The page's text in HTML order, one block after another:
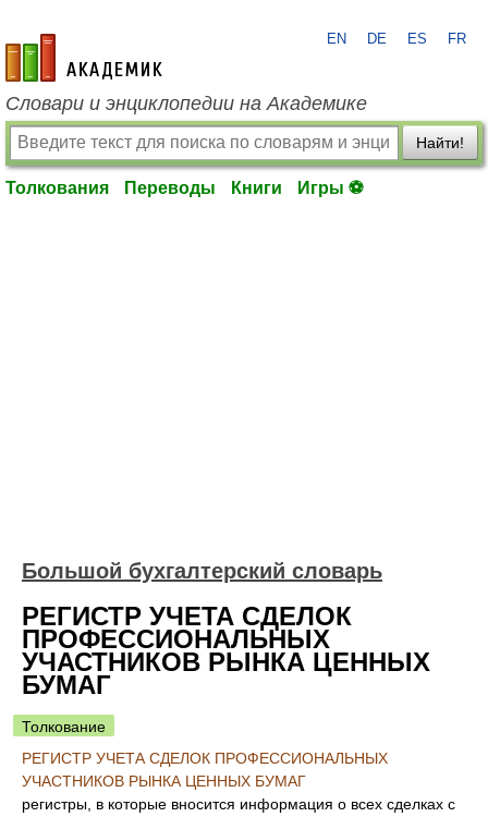
academic.ru
EN DE ES FR
Словари и энциклопедии на Академике
Найти!
Толкования Переводы Книги Игры ⚽
Большой бухгалтерский словарь
РЕГИСТР УЧЕТА СДЕЛОК
ПРОФЕССИОНАЛЬНЫХ
УЧАСТНИКОВ РЫНКА ЦЕННЫХ
БУМАГ
Толкование
РЕГИСТР УЧЕТА СДЕЛОК ПРОФЕССИОНАЛЬНЫХ
УЧАСТНИКОВ РЫНКА ЦЕННЫХ БУМАГ
регистры, в которые вносится информация о всех сделках с